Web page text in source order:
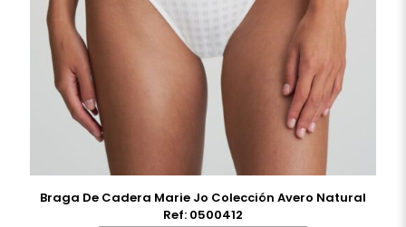
Braga De Cadera Marie Jo Colección Avero Natural
Ref: 0500412